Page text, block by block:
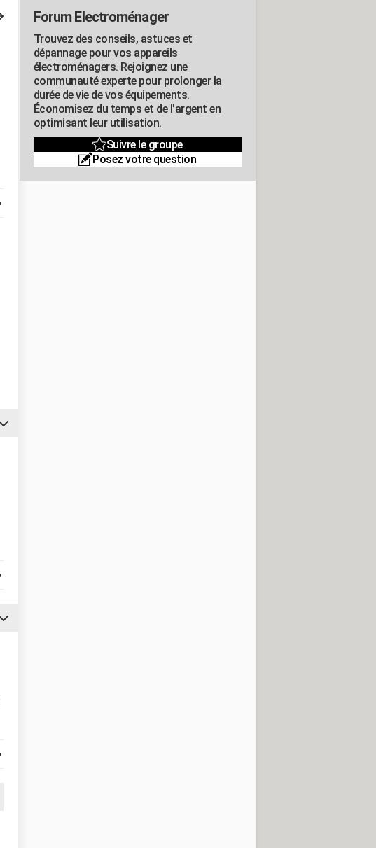
Forum Electroménager
Trouvez des conseils, astuces et
dépannage pour vos appareils
électroménagers. Rejoignez une
communauté experte pour prolonger la
durée de vie de vos équipements.
Économisez du temps et de l'argent en
optimisant leur utilisation.
Suivre le groupe
Posez votre question